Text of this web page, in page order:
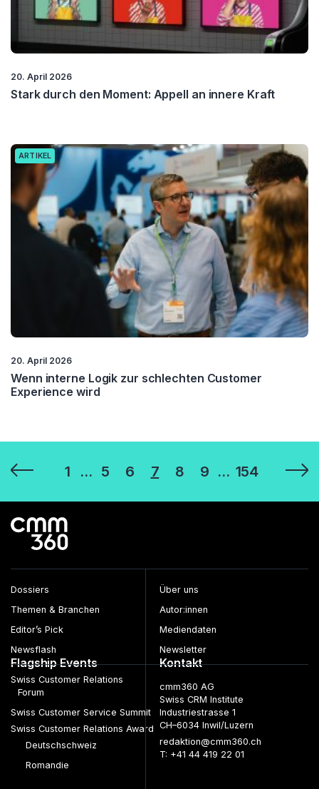
20. April 2026
Stark durch den Moment: Appell an innere Kraft
ARTIKEL
20. April 2026
Wenn interne Logik zur schlechten Customer
Experience wird
Seitennummerierung
der
Beiträge
1 … 5 6 7 8 9 … 154
Dossiers
Themen & Branchen
Editor’s Pick
Newsflash
Über uns
Autor:innen
Mediendaten
Newsletter
Flagship Events
Swiss Customer Relations
Forum
Swiss Customer Service Summit
Swiss Customer Relations Award
Deutschschweiz
Romandie
Kontakt
cmm360 AG
Swiss CRM Institute
Industriestrasse 1
CH–6034 Inwil/Luzern
redaktion@cmm360.ch
T: +41 44 419 22 01